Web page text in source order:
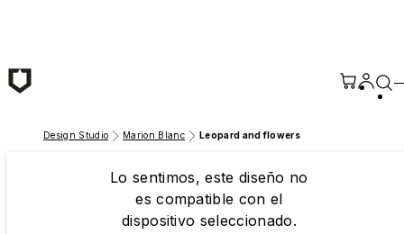
Design Studio Marion Blanc Leopard and flowers
Lo sentimos, este diseño no
es compatible con el
dispositivo seleccionado.